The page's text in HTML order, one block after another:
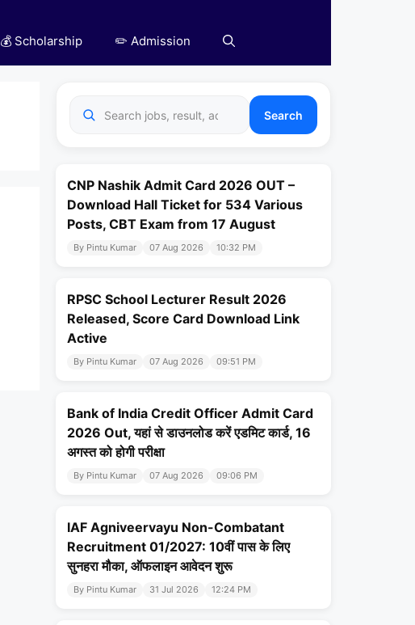
💰 Scholarship ✏️ Admission
Search
CNP Nashik Admit Card 2026 OUT –
Download Hall Ticket for 534 Various
Posts, CBT Exam from 17 August
By Pintu Kumar 07 Aug 2026 10:32 PM
RPSC School Lecturer Result 2026
Released, Score Card Download Link
Active
By Pintu Kumar 07 Aug 2026 09:51 PM
Bank of India Credit Officer Admit Card
2026 Out, यहां से डाउनलोड करें एडमिट कार्ड, 16
अगस्त को होगी परीक्षा
By Pintu Kumar 07 Aug 2026 09:06 PM
IAF Agniveervayu Non-Combatant
Recruitment 01/2027: 10वीं पास के लिए
सुनहरा मौका, ऑफलाइन आवेदन शुरू
By Pintu Kumar 31 Jul 2026 12:24 PM